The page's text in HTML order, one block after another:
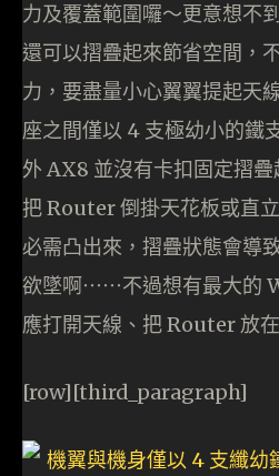
力及覆蓋範圍囉～更意想不
還可以摺疊起來節省空間，
力，要盡量小心翼翼提起天
座之間僅以 4 支極幼小的鐵
外 AX8 並沒有卡扣固定摺
把 Router 倒掛天花板或直
必需凸出來，摺疊狀態會導
欲墜啊⋯⋯不過想有最大的
應打開天線、把 Router 放
[row][third_paragraph]